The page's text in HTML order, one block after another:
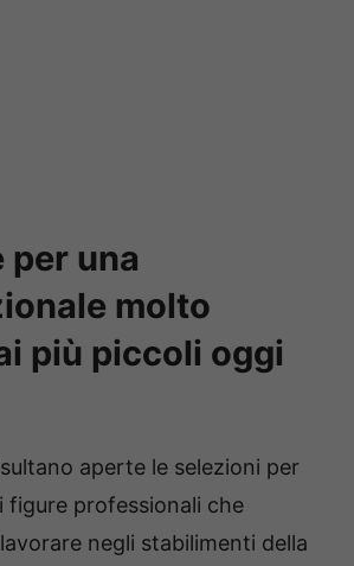
per una
molto
più piccoli oggi
aperte le selezioni per
figure professionali che
negli stabilimenti della